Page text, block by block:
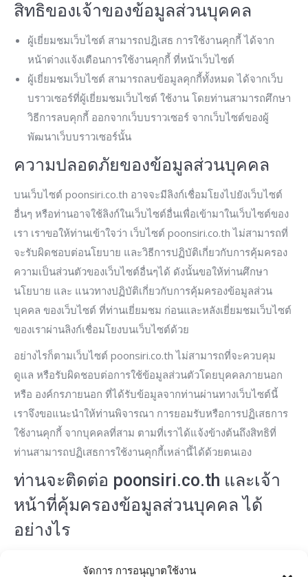
จัดการ การอนุญาตใช้งาน
สิทธิของเจ้าของข้อมูลส่วนบุคคล
ผู้เยี่ยมชมเว็บไซต์ สามารถปฎิเสธ การใช้งานคุกกี้ ได้จาก
หน้าต่างแจ้งเตือนการใช้งานคุกกี้ ที่หน้าเว็บไซต์
ผู้เยี่ยมชมเว็บไซต์ สามารถลบข้อมูลคุกกี้ทั้งหมด ได้จากเว็บ
บราวเซอร์ที่ผู้เยี่ยมชมเว็บไซต์ ใช้งาน โดยท่านสามารถศึกษา
วิธีการลบคุกกี้ ออกจากเว็บบราวเซอร์ จากเว็บไซต์ของผู้
พัฒนาเว็บบราวเซอร์นั้น
ความปลอดภัยของข้อมูลส่วนบุคคล
บนเว็บไซต์ poonsiri.co.th อาจจะมีลิงก์เชื่อมโยงไปยังเว็บไซต์
อื่นๆ หรือท่านอาจใช้ลิงก์ในเว็บไซต์อื่นเพื่อเข้ามาในเว็บไซต์ของ
เรา เราขอให้ท่านเข้าใจว่า เว็บไซต์ poonsiri.co.th ไม่สามารถที่
จะรับผิดชอบต่อนโยบาย และวิธีการปฏิบัติเกี่ยวกับการคุ้มครอง
ความเป็นส่วนตัวของเว็บไซต์อื่นๆได้ ดังนั้นขอให้ท่านศึกษา
นโยบาย และ แนวทางปฏิบัติเกี่ยวกับการคุ้มครองข้อมูลส่วน
บุคคล ของเว็บไซต์ ที่ท่านเยี่ยมชม ก่อนและหลังเยี่ยมชมเว็บไซต์
ของเราผ่านลิงก์เชื่อมโยงบนเว็บไซต์ด้วย
อย่างไรก็ตามเว็บไซต์ poonsiri.co.th ไม่สามารถที่จะควบคุม
ดูแล หรือรับผิดชอบต่อการใช้ข้อมูลส่วนตัวโดยบุคคลภายนอก
หรือ องค์กรภายนอก ที่ได้รับข้อมูลจากท่านผ่านทางเว็บไซต์นี้
เราจึงขอแนะนำให้ท่านพิจารณา การยอมรับหรือการปฏิเสธการ
ใช้งานคุกกี้ จากบุคคลที่สาม ตามที่เราได้แจ้งข้างต้นถึงสิทธิที่
ท่านสามารถปฏิเสธการใช้งานคุกกี้เหล่านี้ได้ด้วยตนเอง
ท่านจะติดต่อ poonsiri.co.th และเจ้า
หน้าที่คุ้มครองข้อมูลส่วนบุคคล ได้
อย่างไร